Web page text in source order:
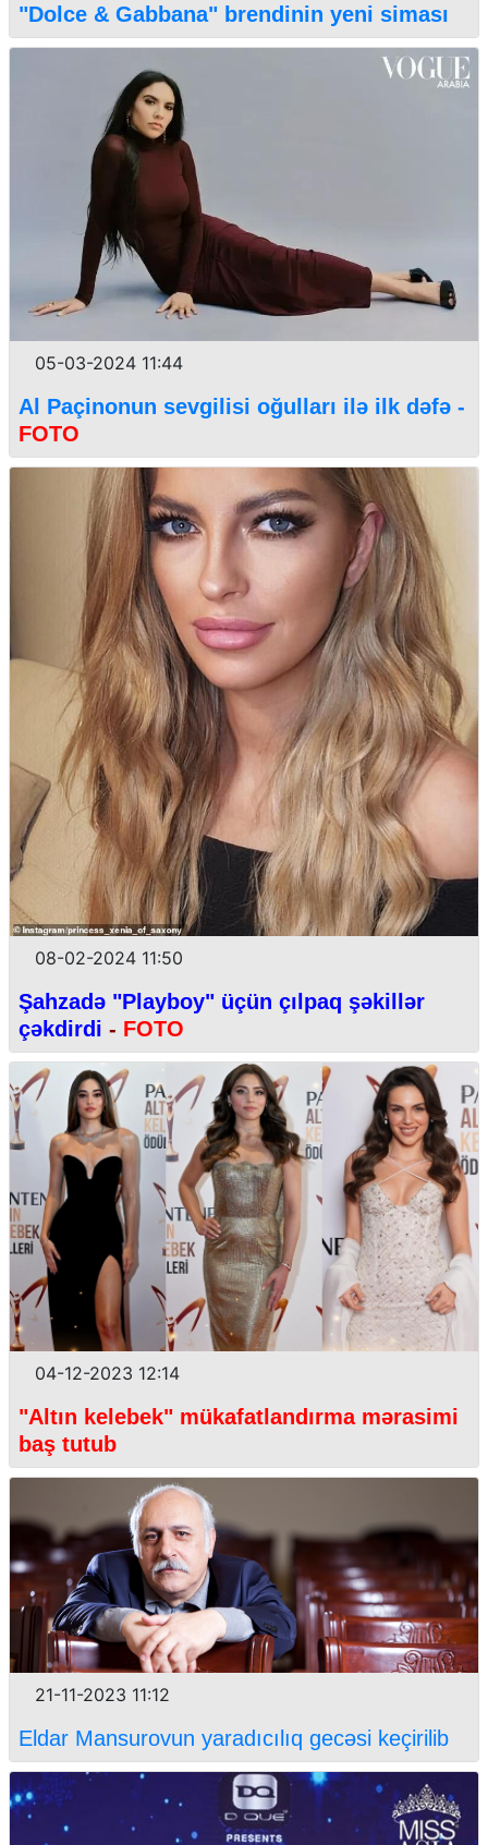
"Dolce & Gabbana" brendinin yeni siması
05-03-2024 11:44
Al Paçinonun sevgilisi oğulları ilə ilk dəfə -
FOTO
08-02-2024 11:50
Şahzadə "Playboy" üçün çılpaq şəkillər
çəkdirdi - FOTO
04-12-2023 12:14
"Altın kelebek" mükafatlandırma mərasimi
baş tutub
21-11-2023 11:12
Eldar Mansurovun yaradıcılıq gecəsi keçirilib